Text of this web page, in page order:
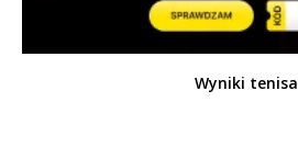
Wyniki tenisa